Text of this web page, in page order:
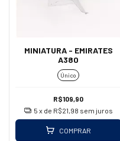
MINIATURA - EMIRATES
A380
Único
R$109,90
5 x de R$21,98 sem juros
COMPRAR